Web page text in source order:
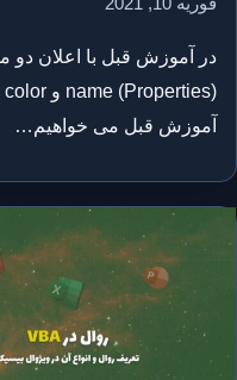
آموزش قبل می خواهیم…